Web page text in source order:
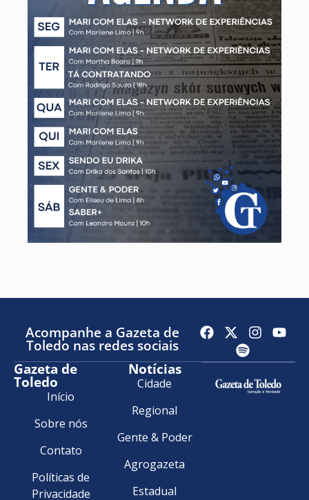
Acompanhe a Gazeta de
Toledo nas redes sociais
Gazeta de
Toledo
Início
Sobre nós
Contato
Políticas de
Privacidade
Notícias
Cidade
Regional
Gente & Poder
Agrogazeta
Estadual